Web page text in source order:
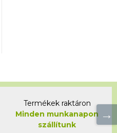
Termékek raktáron
Minden munkanapon
szállítunk